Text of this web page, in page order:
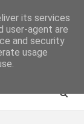
its services
user-agent are
and security
usage